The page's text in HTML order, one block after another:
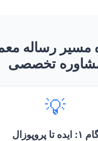
مسیر رساله
تخصصی
💡
ایده تا پروپوزال